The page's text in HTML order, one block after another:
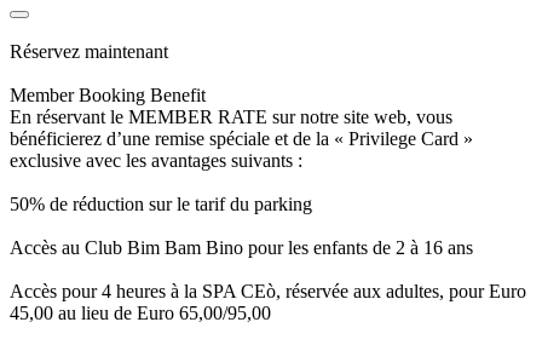
Réservez maintenant
Member Booking Benefit
En réservant le MEMBER RATE sur notre site web, vous
bénéficierez d’une remise spéciale et de la « Privilege Card »
exclusive avec les avantages suivants :
50% de réduction sur le tarif du parking
Accès au Club Bim Bam Bino pour les enfants de 2 à 16 ans
Accès pour 4 heures à la SPA CEò, réservée aux adultes, pour Euro
45,00 au lieu de Euro 65,00/95,00